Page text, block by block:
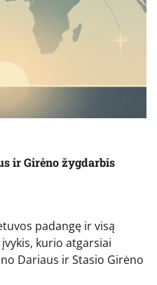
ir Girėno žygdarbis
padangę ir visą
kurio atgarsiai
Dariaus ir Stasio Girėno